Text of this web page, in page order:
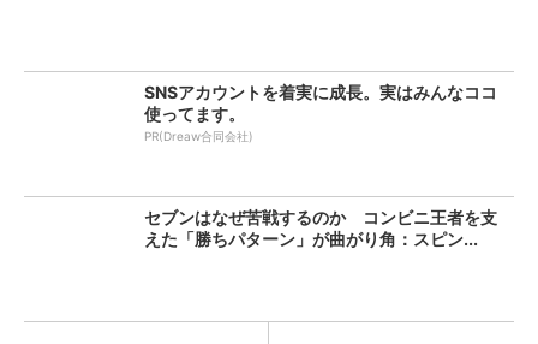
SNSアカウントを着実に成長。実はみんなココ
使ってます。
PR(Dreaw合同会社)
セブンはなぜ苦戦するのか コンビニ王者を支
えた「勝ちパターン」が曲がり角：スピン...